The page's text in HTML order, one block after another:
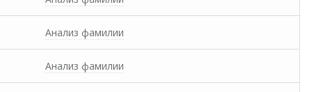
Анализ фамилии
Анализ фамилии